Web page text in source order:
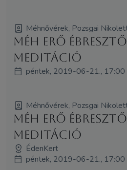
Méhnővérek, Pozsgai
Méh Erő
meditáció
péntek, 2019-06-21.,
Méhnővérek, Pozsgai
Méh Erő
meditáció
ÉdenKert
péntek, 2019-06-21.,